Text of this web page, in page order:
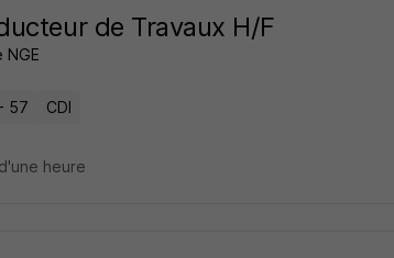
de Travaux H/F
NGE
57 CDI
heure